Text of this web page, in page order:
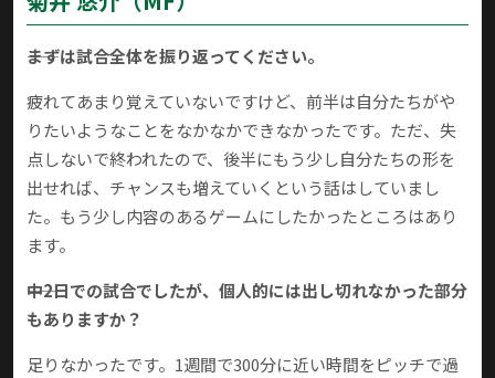
――まずは試合全体を振り返ってください。
疲れてあまり覚えていないですけど、前半は自分たちがや
りたいようなことをなかなかできなかったです。ただ、失
点しないで終われたので、後半にもう少し自分たちの形を
出せれば、チャンスも増えていくという話はしていまし
た。もう少し内容のあるゲームにしたかったところはあり
ます。
――中2日での試合でしたが、個人的には出し切れなかった部分
もありますか？
足りなかったです。1週間で300分に近い時間をピッチで過